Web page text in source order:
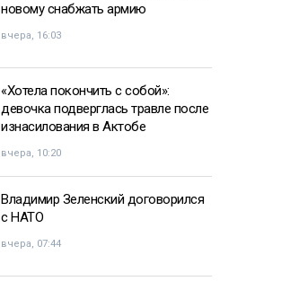
новому снабжать армию
вчера, 16:03
«Хотела покончить с собой»:
девочка подверглась травле после
изнасилования в Актобе
вчера, 10:20
Владимир Зеленский договорился
с НАТО
вчера, 07:44